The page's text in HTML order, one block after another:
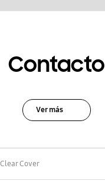
Contacto
Ver más
Cover